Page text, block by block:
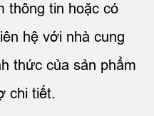
thông tin hoặc có
hệ với nhà cung
thức của sản phẩm
chi tiết.